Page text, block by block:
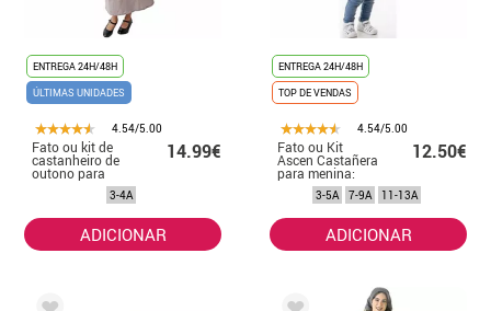
ENTREGA 24H/48H
ÚLTIMAS UNIDADES
4.54/5.00
Fato ou kit de
castanheiro de
outono para
14.99€
3-4A
ADICIONAR
ENTREGA 24H/48H
TOP DE VENDAS
4.54/5.00
Fato ou Kit
Ascen Castañera
para menina:
Avental e
Cachecol
12.50€
3-5A 7-9A 11-13A
ADICIONAR